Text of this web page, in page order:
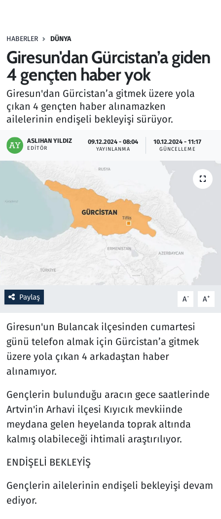
HABERLER DÜNYA
Giresun'dan Gürcistan’a giden
4 gençten haber yok
Giresun'dan Gürcistan’a gitmek üzere yola
çıkan 4 gençten haber alınamazken
ailelerinin endişeli bekleyişi sürüyor.
ASLIHAN YILDIZ
EDITÖR
09.12.2024 - 08:04
YAYINLANMA
10.12.2024 - 11:17
GÜNCELLEME
Paylaş A- A+
Giresun'un Bulancak ilçesinden cumartesi
günü telefon almak için Gürcistan’a gitmek
üzere yola çıkan 4 arkadaştan haber
alınamıyor.
Gençlerin bulunduğu aracın gece saatlerinde
Artvin'in Arhavi ilçesi Kıyıcık mevkiinde
meydana gelen heyelanda toprak altında
kalmış olabileceği ihtimali araştırılıyor.
ENDİŞELİ BEKLEYİŞ
Gençlerin ailelerinin endişeli bekleyişi devam
ediyor.
Haber
Kültür Sanat
Kurumsal Haberler
Lezzet Durağı
Memur ve Kamu
Otomobil
Rüya Tabirleri
Sağlık
Seçim 2023
Spor
Teknoloji ve Bilim
Televizyon